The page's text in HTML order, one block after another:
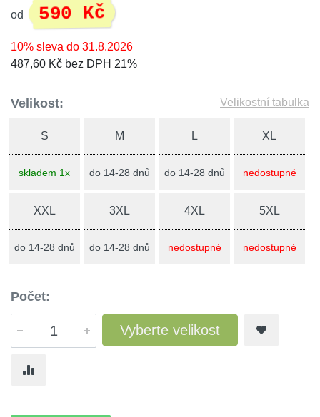
od 590 Kč
10% sleva do 31.8.2026
487,60 Kč bez DPH 21%
Velikost: Velikostní tabulka
S
skladem 1x
M
do 14-28 dnů
L
do 14-28 dnů
XL
nedostupné
XXL
do 14-28 dnů
3XL
do 14-28 dnů
4XL
nedostupné
5XL
nedostupné
Počet:
Vyberte velikost